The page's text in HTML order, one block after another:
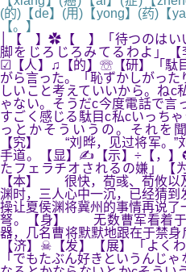
(的)【de】(用)【yong】(药)【
【。】
│【 】✿【 】「待つのはい
脚をじろじろみてるわよ」
☑【人】♫【的】☏【研】「駄
がら言った。「恥ずかしがっ
しいこと考えていいから。ねc
ゃない。そうだc今度電話で言
すごく感じる駄目c私cいっち
っとかそういうの。それを
【究】 “刘晔，见过将军。”
手道。【显】✍【示】÷【，
たフェラチオされるの嫌」【
【本】 很快，荀彧、荀攸以
渊时，三人心中一沉，已经猜
操让夏侯渊将冀州的事情再说
弩。【身】 无数曹军看着于
器，几名曹将默默地跟在于禁
【济】☠【发】【展】「よく
「でもたぶん好きというんじ